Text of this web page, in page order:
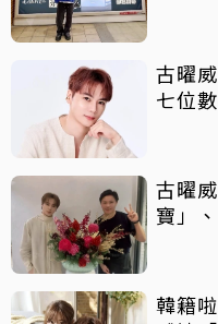
古曜
七位
古曜
寶」
韓籍